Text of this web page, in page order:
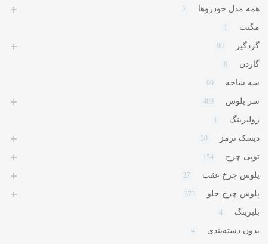
همه مدل خودروها 2
مگنت
گردگیر 90
گاردن 8
سه شاخه 99
سر پلوس 489
رولبرینگ
دیسک ترمز 30
توپی چرخ 154
پلوس چرخ عقب 27
پلوس چرخ جلو 373
بلبرینگ 4
بدون دسته‌بندی 4